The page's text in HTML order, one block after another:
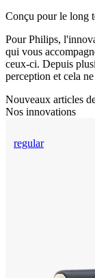
Conçu pour le long
Pour Philips,
qui vous
ceux-ci. Depuis
perception et cela
Nouveaux articles
Nos innovations
regular